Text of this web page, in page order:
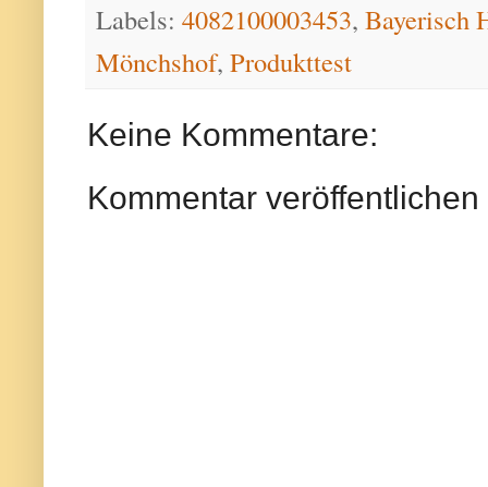
Labels: 4082100003453, Bayerisch
Mönchshof, Produkttest
Keine Kommentare:
Kommentar veröffentlichen